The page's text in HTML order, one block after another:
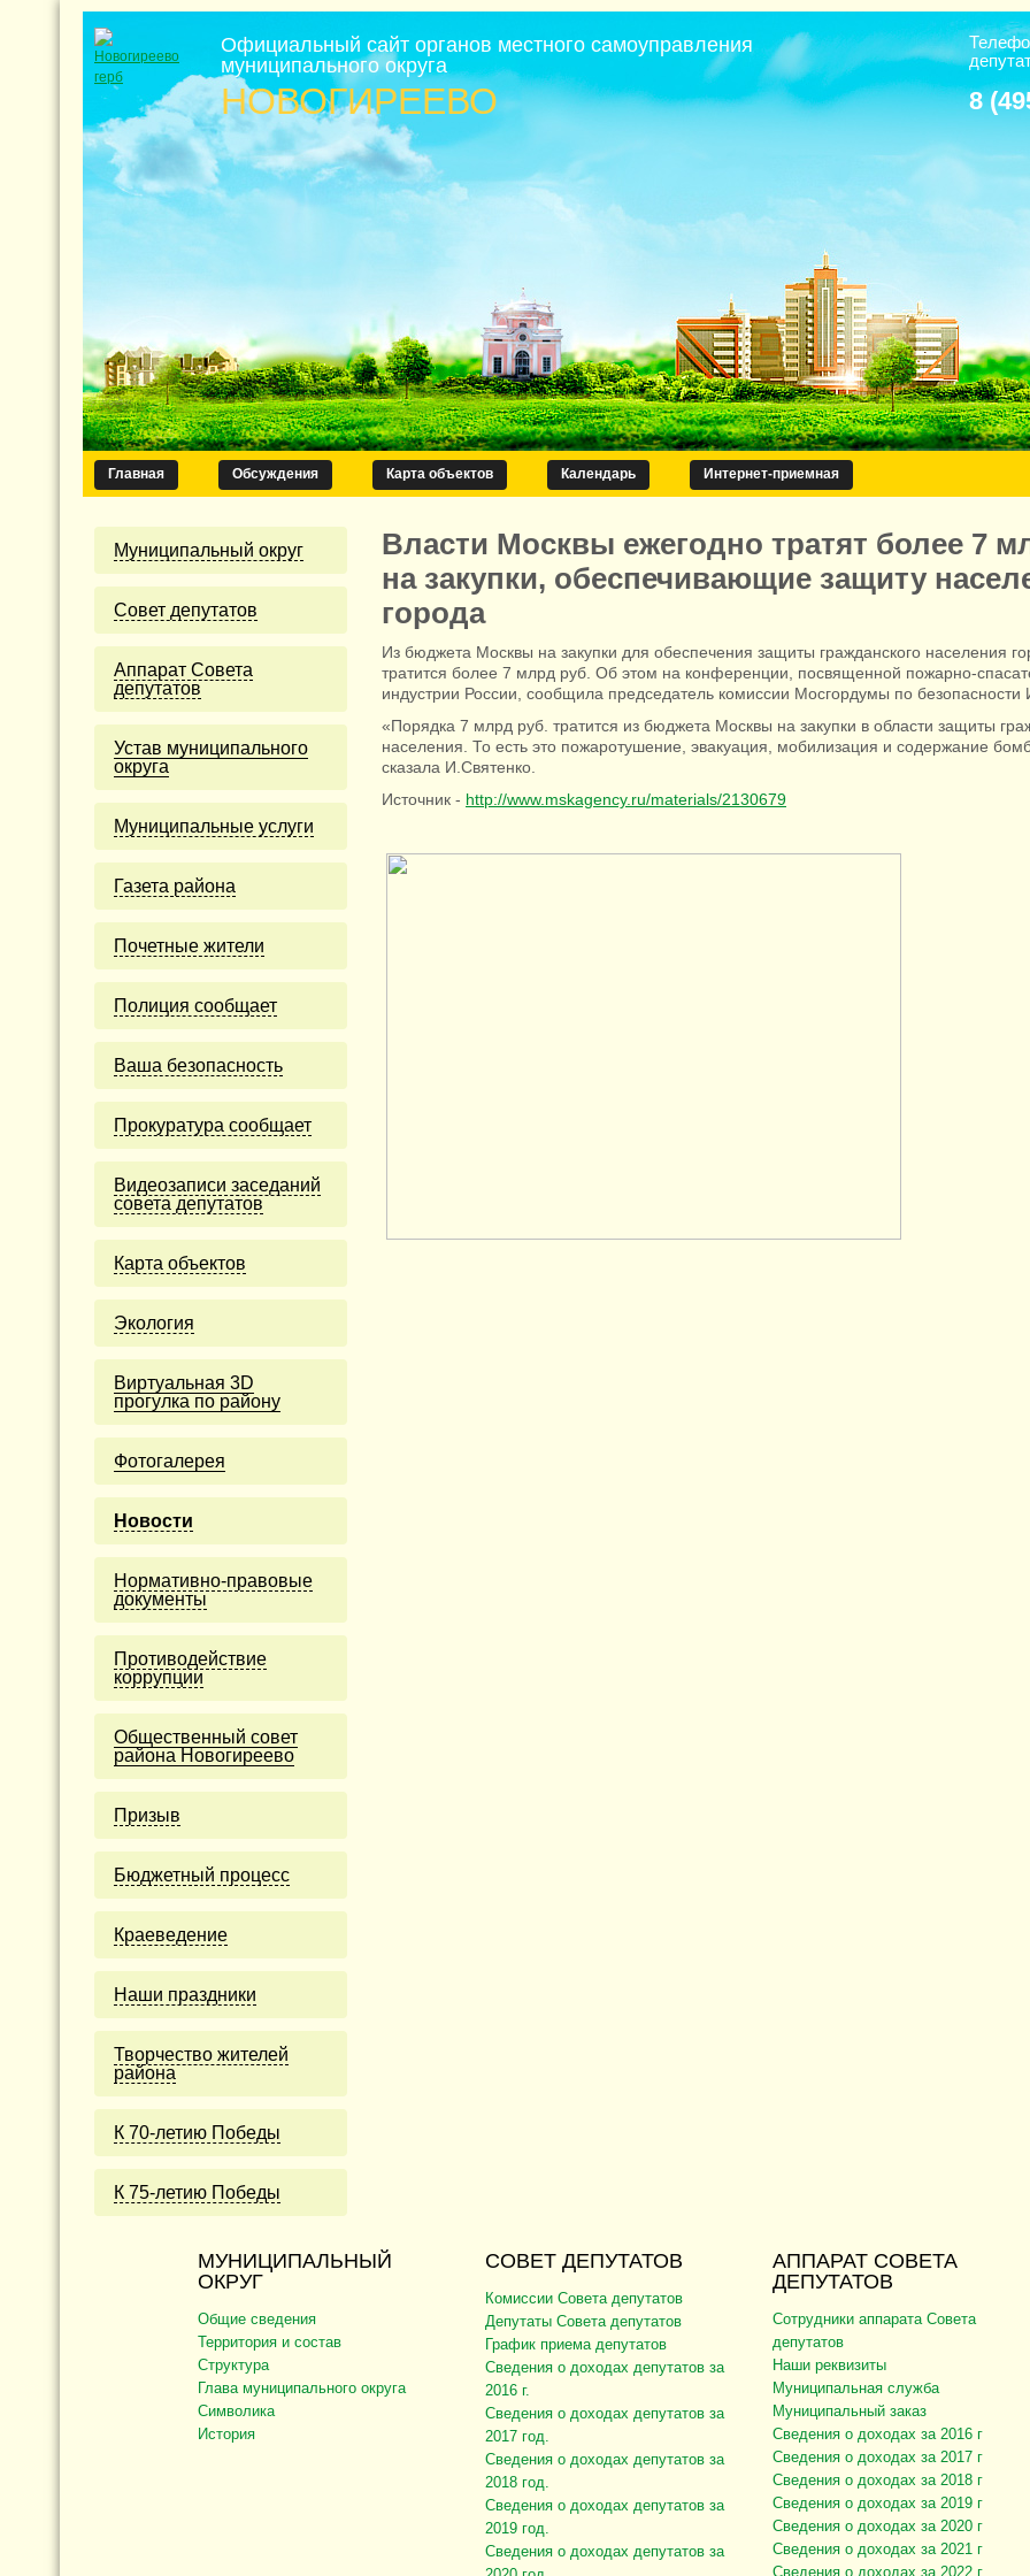
Официальный сайт органов местного самоуправления
муниципального округа
НОВОГИРЕЕВО 8
Главная Обсуждения Карта объектов Календарь Интернет-приемная
Муниципальный округ
Cовет депутатов
Аппарат Совета
депутатов
Устав муниципального
округа
Муниципальные услуги
Газета района
Почетные жители
Полиция сообщает
Ваша безопасность
Прокуратура сообщает
Видеозаписи заседаний
совета депутатов
Карта объектов
Экология
Виртуальная 3D
прогулка по району
Фотогалерея
Новости
Нормативно-правовые
документы
Противодействие
коррупции
Общественный совет
района Новогиреево
Призыв
Бюджетный процесс
Краеведение
Наши праздники
Творчество жителей
района
К 70-летию Победы
К 75-летию Победы
Власти Москвы ежегодно тратят более 7
на закупки, обеспечивающие защиту
города
Из бюджета Москвы на закупки для обеспечения защиты гражданского населения
тратится более 7 млрд руб. Об этом на конференции, посвященной пожарно-
индустрии России, сообщила председатель комиссии Мосгордумы по безопасности
«Порядка 7 млрд руб. тратится из бюджета Москвы на закупки в области защиты
населения. То есть это пожаротушение, эвакуация, мобилизация и содержание
сказала И.Святенко.
Источник - http://www.mskagency.ru/materials/2130679
МУНИЦИПАЛЬНЫЙ
ОКРУГ
Общие сведения
Территория и состав
Структура
Глава муниципального округа
Символика
История
СОВЕТ ДЕПУТАТОВ
Комиссии Совета депутатов
Депутаты Совета депутатов
График приема депутатов
Сведения о доходах депутатов за
2016 г.
Сведения о доходах депутатов за
2017 год.
Сведения о доходах депутатов за
2018 год.
Сведения о доходах депутатов за
2019 год.
Сведения о доходах депутатов за
АППАРАТ СОВЕТА
ДЕПУТАТОВ
Сотрудники аппарата Совета
депутатов
Наши реквизиты
Муниципальная служба
Муниципальный заказ
Сведения о доходах за 2016 г
Сведения о доходах за 2017 г
Сведения о доходах за 2018 г
Сведения о доходах за 2019 г
Сведения о доходах за 2020 г
Сведения о доходах за 2021 г
Сведения о доходах за 2022 г